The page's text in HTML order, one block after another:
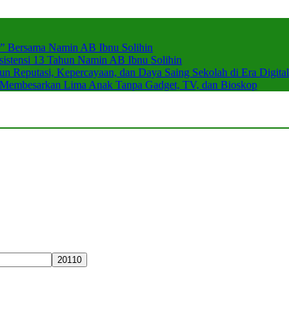
Bersama Namin AB Ibnu Solihin
13 Tahun Namin AB Ibnu Solihin
Reputasi, Kepercayaan, dan Daya Saing Sekolah di Era Digital
Lima Anak Tanpa Gadget, TV, dan Bioskop